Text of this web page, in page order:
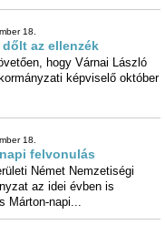
18.
dőlt az ellenzék
hogy Várnai László
képviselő október
18.
felvonulás
Német Nemzetiségi
az idei évben is
Márton-napi...